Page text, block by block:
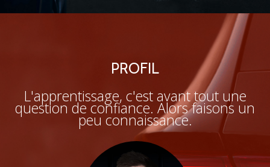
PROFIL
L'apprentissage, c'est avant tout une
question de confiance. Alors faisons un
peu connaissance.
Moniteur d'auto-école